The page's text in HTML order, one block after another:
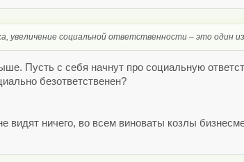
увеличение социальной ответственности – это один
Пусть с себя начнут про социальную
безответственен?
видят ничего, во всем виноваты козлы